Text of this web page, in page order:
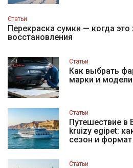
Статьи
Перекраска сумки — когда
восстановления
Статьи
Как выбрать
марки и
Статьи
Путешествие в
kruizy egipet:
сезон и
Статьи